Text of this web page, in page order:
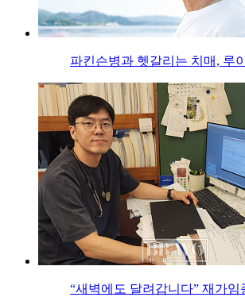
파킨슨병과 헷갈리는 치매, 루
“새벽에도 달려갑니다” 재가